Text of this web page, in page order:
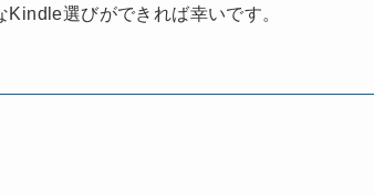
選びができれば幸いです。